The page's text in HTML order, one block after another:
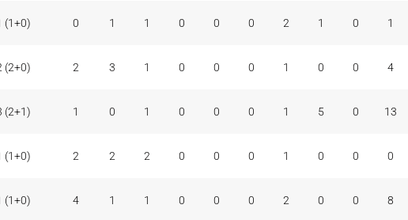
(1+0) 0 1 1 0 0 0 2 1 0 1
(2+0) 2 3 1 0 0 0 1 0 0 4
(2+1) 1 0 1 0 0 0 1 5 0 13
(1+0) 2 2 2 0 0 0 1 0 0 0
(1+0) 4 1 1 0 0 0 2 0 0 8